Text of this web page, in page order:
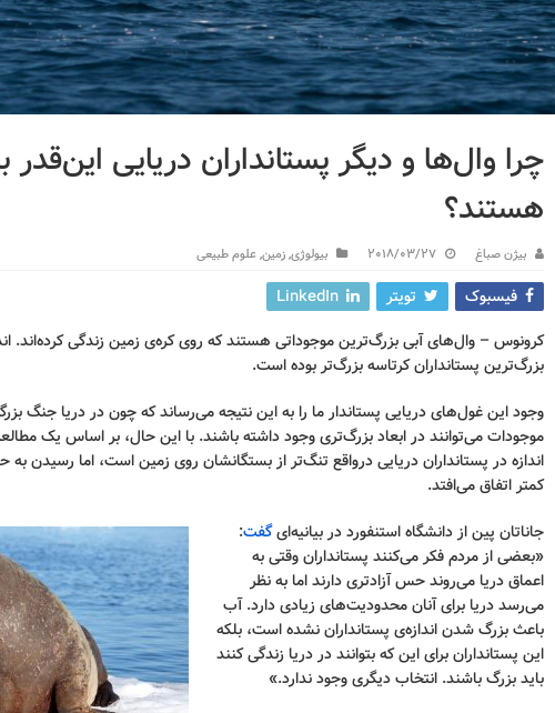
چرا وال‌ها و دیگر پستانداران دریایی این‌قدر
هستند؟
بیژن صباغ 2018/03/27 بیولوژی,زمین,علوم طبیعی
فیسبوک تویتر
LinkedIn
کرونوس – وال‌های آبی بزرگ‌ترین موجوداتی هستند که روی کره‌ی زمین زندگی کرده‌اند.
بزرگ‌ترین پستانداران کرتاسه بزرگ‌تر بوده است.
وجود این غول‌های دریایی پستاندار ما را به این نتیجه می‌رساند که چون در دریا جنگ
موجودات می‌توانند در ابعاد بزرگ‌تری وجود داشته باشند. با این حال، بر اساس یک
اندازه در پستانداران دریایی درواقع تنگ‌تر از بستگانشان روی زمین است، اما رسیدن به
کمتر اتفاق می‌افتد.
جاناتان پین از دانشگاه استنفورد در بیانیه‌ایگفت:
«بعضی از مردم فکر می‌کنند پستانداران وقتی به
اعماق دریا می‌روند حس آزادتری دارند اما به نظر
می‌رسد دریا برای آنان محدودیت‌های زیادی دارد. آب
باعث بزرگ شدن اندازه‌ی پستانداران نشده است، بلکه
این پستانداران برای این که بتوانند در دریا زندگی کنند
باید بزرگ باشند. انتخاب دیگری وجود ندارد.»